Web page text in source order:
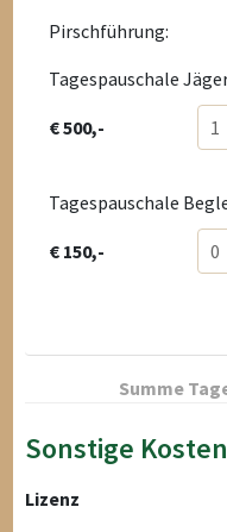
Pirschführung:
Tagespauschale
€ 500,- 1
Tagespauschale
€ 150,- 0
Summe
Sonstige
Lizenz